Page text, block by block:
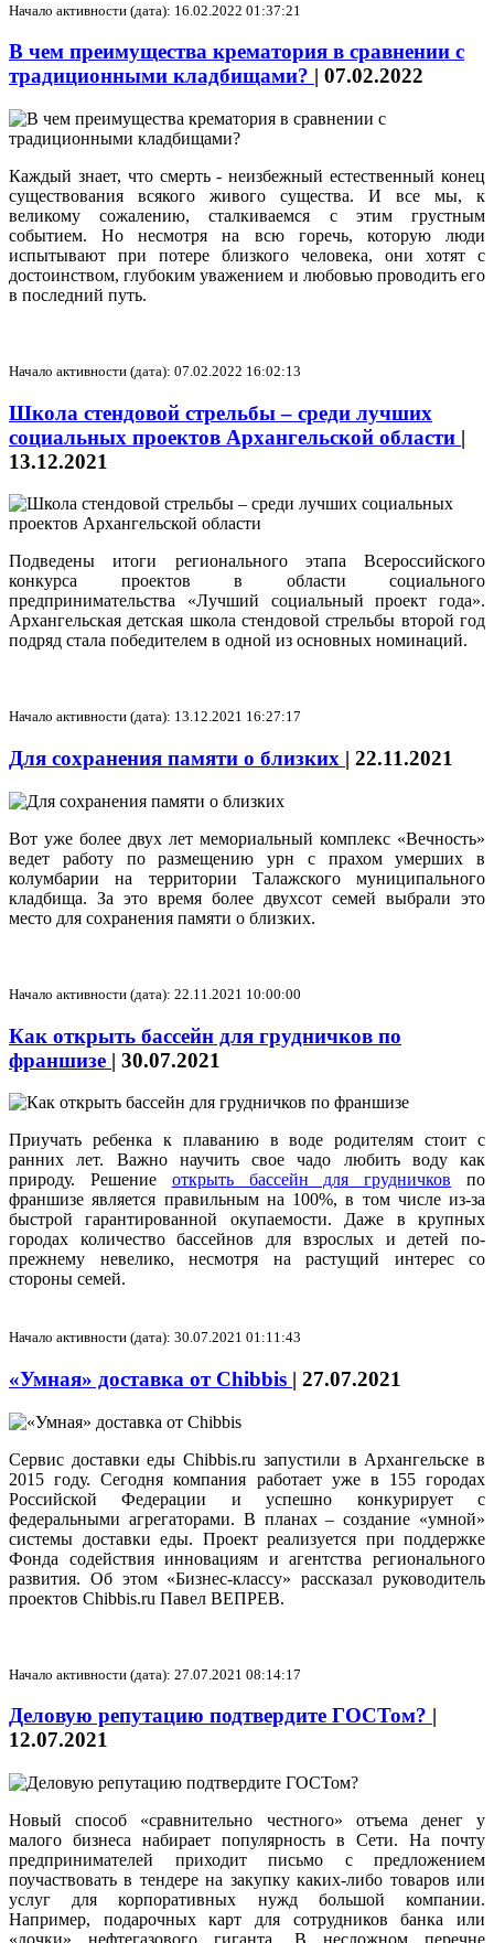
Начало активности (дата): 16.02.2022 01:37:21
В чем преимущества крематория в сравнении с
традиционными кладбищами? | 07.02.2022
Каждый знает, что смерть - неизбежный естественный конец
существования всякого живого существа. И все мы, к
великому сожалению, сталкиваемся с этим грустным
событием. Но несмотря на всю горечь, которую люди
испытывают при потере близкого человека, они хотят с
достоинством, глубоким уважением и любовью проводить его
в последний путь.
Начало активности (дата): 07.02.2022 16:02:13
Школа стендовой стрельбы – среди лучших
социальных проектов Архангельской области |
13.12.2021
Подведены итоги регионального этапа Всероссийского
конкурса проектов в области социального
предпринимательства «Лучший социальный проект года».
Архангельская детская школа стендовой стрельбы второй год
подряд стала победителем в одной из основных номинаций.
Начало активности (дата): 13.12.2021 16:27:17
Для сохранения памяти о близких | 22.11.2021
Вот уже более двух лет мемориальный комплекс «Вечность»
ведет работу по размещению урн с прахом умерших в
колумбарии на территории Талажского муниципального
кладбища. За это время более двухсот семей выбрали это
место для сохранения памяти о близких.
Начало активности (дата): 22.11.2021 10:00:00
Как открыть бассейн для грудничков по
франшизе | 30.07.2021
Приучать ребенка к плаванию в воде родителям стоит с
ранних лет. Важно научить свое чадо любить воду как
природу. Решение открыть бассейн для грудничков по
франшизе является правильным на 100%, в том числе из-за
быстрой гарантированной окупаемости. Даже в крупных
городах количество бассейнов для взрослых и детей по-
прежнему невелико, несмотря на растущий интерес со
стороны семей.
Начало активности (дата): 30.07.2021 01:11:43
«Умная» доставка от Chibbis | 27.07.2021
Сервис доставки еды Chibbis.ru запустили в Архангельске в
2015 году. Сегодня компания работает уже в 155 городах
Российской Федерации и успешно конкурирует с
федеральными агрегаторами. В планах – создание «умной»
системы доставки еды. Проект реализуется при поддержке
Фонда содействия инновациям и агентства регионального
развития. Об этом «Бизнес-классу» рассказал руководитель
проектов Chibbis.ru Павел ВЕПРЕВ.
Начало активности (дата): 27.07.2021 08:14:17
Деловую репутацию подтвердите ГОСТом? |
12.07.2021
Новый способ «сравнительно честного» отъема денег у
малого бизнеса набирает популярность в Сети. На почту
предпринимателей приходит письмо с предложением
поучаствовать в тендере на закупку каких-либо товаров или
услуг для корпоративных нужд большой компании.
Например, подарочных карт для сотрудников банка или